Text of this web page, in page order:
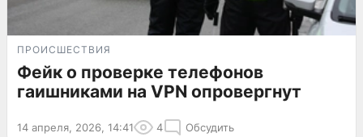
ПРОИСШЕСТВИЯ
Фейк о проверке телефонов
гаишниками на VPN опровергнут
14 апреля, 2026, 14:41 4 Обсудить